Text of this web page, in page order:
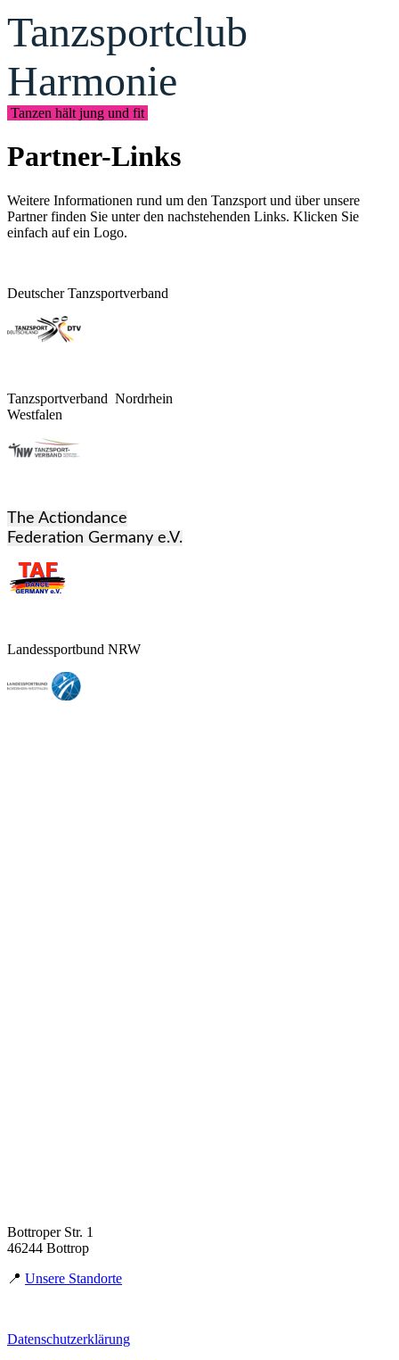
Tanzsportclub
Harmonie
Tanzen hält jung und fit
Partner-Links
Weitere Informationen rund um den Tanzsport und über unsere
Partner finden Sie unter den nachstehenden Links. Klicken Sie
einfach auf ein Logo.
Deutscher Tanzsportverband
Tanzsportverband Nordrhein
Westfalen
The Actiondance
Federation Germany e.V.
Landessportbund NRW
Bottroper Str. 1
46244 Bottrop
📍 Unsere Standorte
Datenschutzerklärung